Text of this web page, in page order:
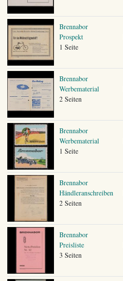
Brennabor
Prospekt
1 Seite
Brennabor
Werbematerial
2 Seiten
Brennabor
Werbematerial
1 Seite
Brennabor
Händleranschreiben
2 Seiten
Brennabor
Preisliste
3 Seiten